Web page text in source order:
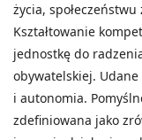
życia,
Kształtowanie
jednostkę do
obywatelskiej.
i autonomia.
zdefiniowana jako